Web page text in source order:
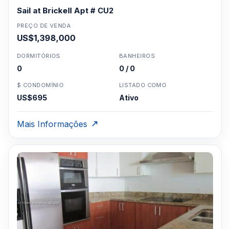
Sail at Brickell Apt # CU2
PREÇO DE VENDA
US$1,398,000
DORMITÓRIOS
0
BANHEIROS
0 / 0
$ CONDOMÍNIO
US$695
LISTADO COMO
Ativo
Mais Informações